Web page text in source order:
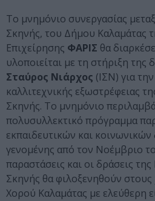
Το μνημόνιο συνεργασίας
Σκηνής, του Δήμου Καλαμάτας
Επιχείρησης ΦΑΡΙΣ θα
υλοποιείται με τη στήριξη της
Σταύρος Νιάρχος (ΙΣΝ) για
καλλιτεχνικής εξωστρέφειας
Σκηνής. To μνημόνιο
πολυσυλλεκτικό πρόγραμμα
εκπαιδευτικών και
γενομένης από τον Νοέμβριο
παραστάσεις και οι δράσεις
Σκηνής θα φιλοξενηθούν
Χορού Καλαμάτας με ελεύθερη